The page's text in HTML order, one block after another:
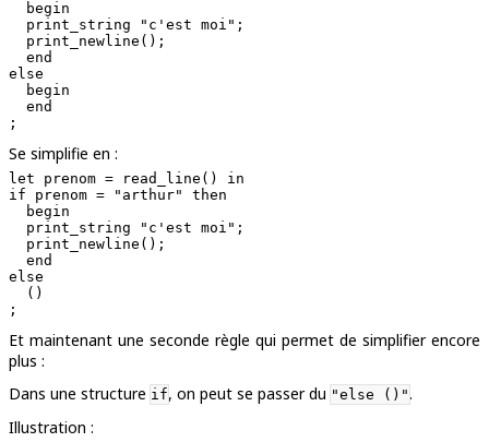
  begin
  print_string "c'est moi";
  print_newline();
  end
else
  begin
  end
Se simplifie en :
let prenom = read_line() in
if prenom = "arthur" then
  begin
  print_string "c'est moi";
  print_newline();
  end
else
  ()
Et maintenant une seconde règle qui permet de simplifier encore
plus :
Dans une structure if, on peut se passer du "else ()" .
Illustration :